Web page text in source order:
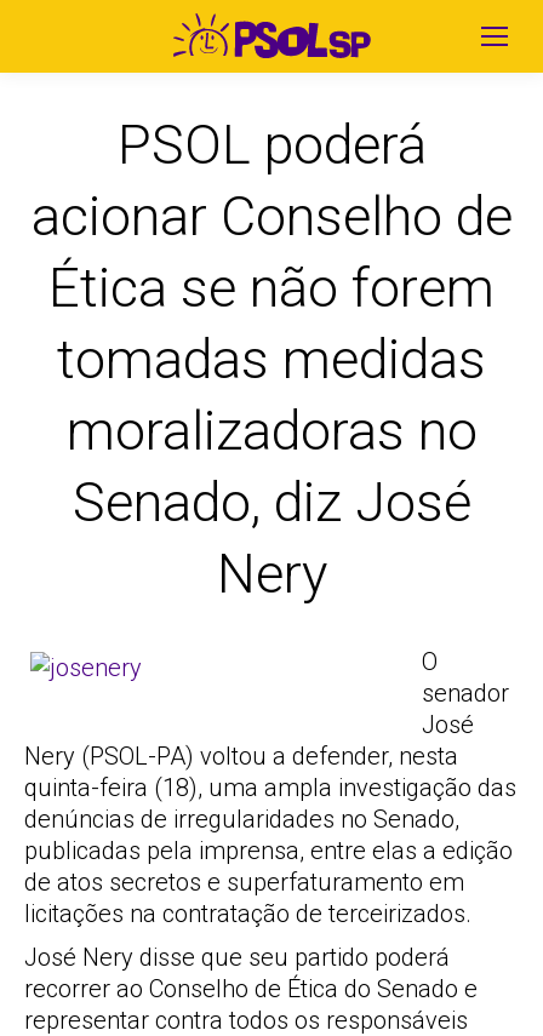
PSOL poderá
acionar Conselho de
Ética se não forem
tomadas medidas
moralizadoras no
Senado, diz José
Nery
O
senador
José
Nery (PSOL-PA) voltou a defender, nesta
quinta-feira (18), uma ampla investigação das
denúncias de irregularidades no Senado,
publicadas pela imprensa, entre elas a edição
de atos secretos e superfaturamento em
licitações na contratação de terceirizados.
José Nery disse que seu partido poderá
recorrer ao Conselho de Ética do Senado e
representar contra todos os responsáveis